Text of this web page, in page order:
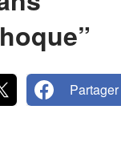
Partager